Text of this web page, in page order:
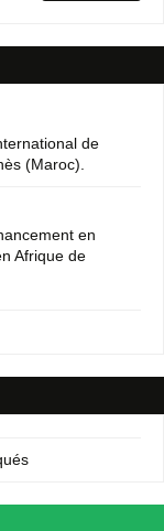
de
(Maroc).
en
Afrique de